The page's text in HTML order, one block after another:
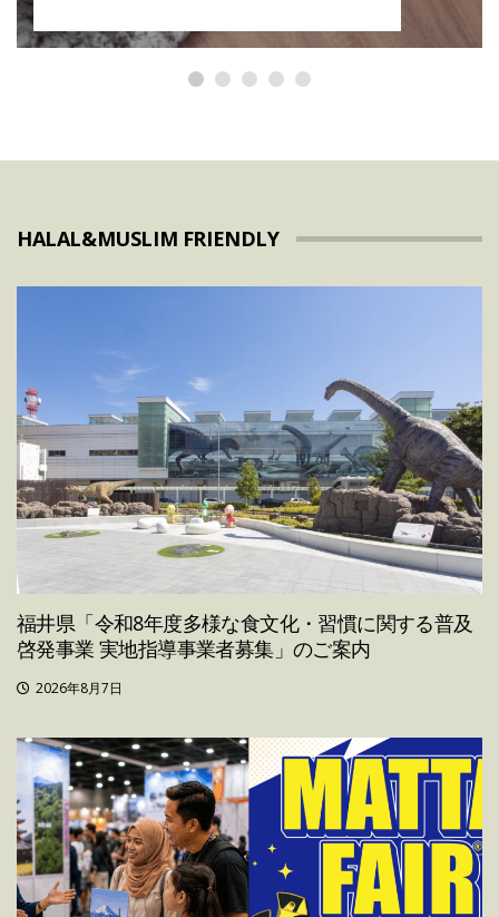
HALAL&MUSLIM FRIENDLY
福井県「令和8年度多様な食文化・習慣に関する普及
啓発事業 実地指導事業者募集」のご案内
2026年8月7日